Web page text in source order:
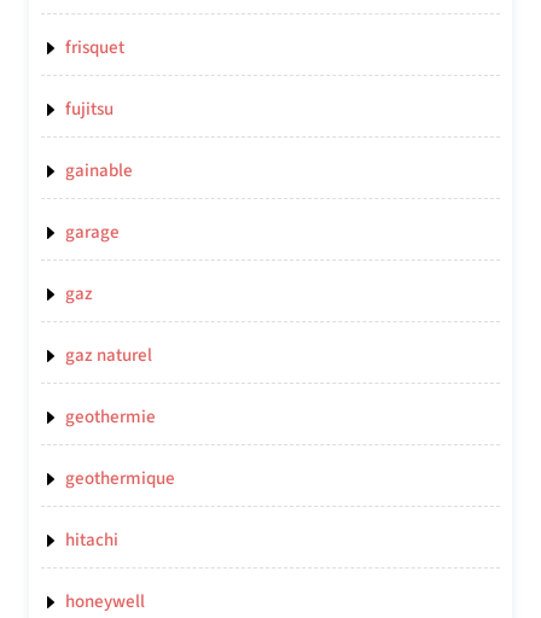
frisquet
fujitsu
gainable
garage
gaz
gaz naturel
geothermie
geothermique
hitachi
honeywell